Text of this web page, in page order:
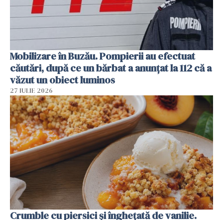
Mobilizare în Buzău. Pompierii au efectuat
căutări, după ce un bărbat a anunțat la 112 că a
văzut un obiect luminos
27 IULIE 2026
Crumble cu piersici și înghețată de vanilie.